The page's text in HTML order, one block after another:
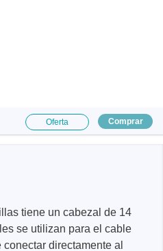
Oferta Comprar
tiene un cabezal de 14
se utilizan para el cable
directamente al